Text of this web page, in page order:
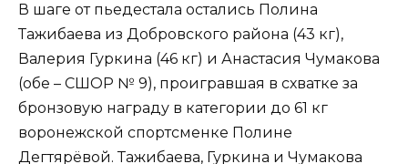
В шаге от пьедестала остались Полина
Тажибаева из Добровского района (43 кг),
Валерия Гуркина (46 кг) и Анастасия Чумакова
(обе – СШОР № 9), проигравшая в схватке за
бронзовую награду в категории до 61 кг
воронежской спортсменке Полине
Дегтярёвой. Тажибаева, Гуркина и Чумакова